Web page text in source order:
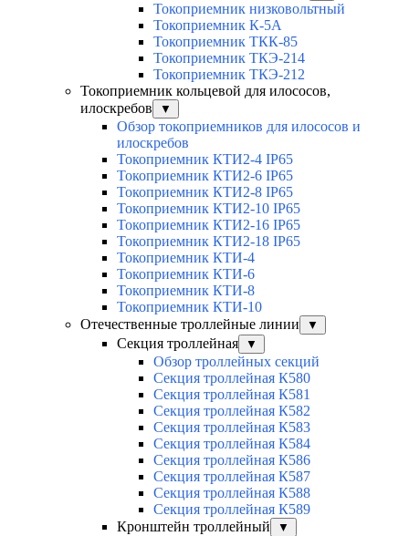
Токоприемник низковольтный
Токоприемник К-5А
Токоприемник ТКК-85
Токоприемник ТКЭ-214
Токоприемник ТКЭ-212
Токоприемник кольцевой для илососов,
илоскребов
▼
Обзор токоприемников для илососов и
илоскребов
Токоприемник КТИ2-4 IP65
Токоприемник КТИ2-6 IP65
Токоприемник КТИ2-8 IP65
Токоприемник КТИ2-10 IP65
Токоприемник КТИ2-16 IP65
Токоприемник КТИ2-18 IP65
Токоприемник КТИ-4
Токоприемник КТИ-6
Токоприемник КТИ-8
Токоприемник КТИ-10
Отечественные троллейные линии
▼
Секция троллейная ▼
Обзор троллейных секций
Секция троллейная К580
Секция троллейная К581
Секция троллейная К582
Секция троллейная К583
Секция троллейная К584
Секция троллейная К586
Секция троллейная К587
Секция троллейная К588
Секция троллейная К589
Кронштейн троллейный
▼